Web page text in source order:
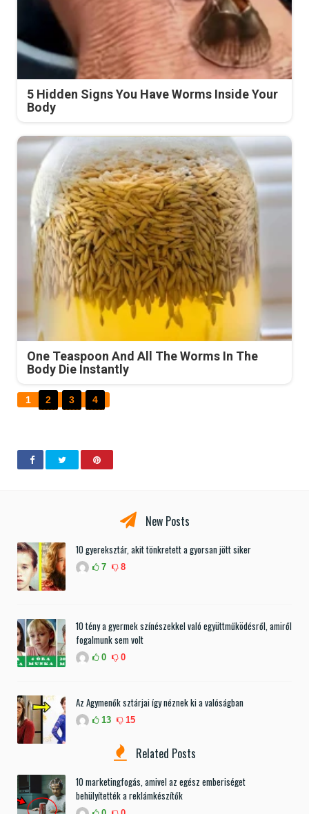
5 Hidden Signs You Have Worms Inside Your
Body
One Teaspoon And All The Worms In The
Body Die Instantly
1 2 3 4
New Posts
10 gyereksztár, akit tönkretett a gyorsan jött siker
7 8
10 tény a gyermek színészekkel való együttműködésről, amiről
fogalmunk sem volt
0 0
Az Agymenők sztárjai így néznek ki a valóságban
13 15
Related Posts
10 marketingfogás, amivel az egész emberiséget
behülyítették a reklámkészítők